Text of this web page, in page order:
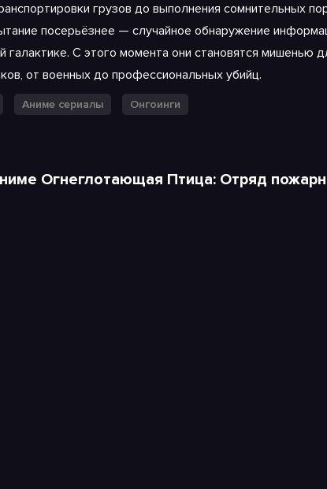
грузов до выполнения сомнительных
посерьёзнее — случайное обнаружение
галактике. С этого момента они становятся мишенью
от военных до профессиональных убийц.
Аниме сериалы Онгоинги
Огнеглотающая Птица: Отряд